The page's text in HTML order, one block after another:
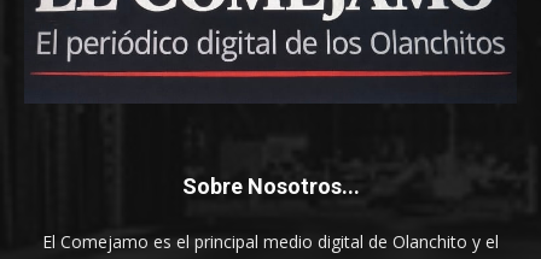
Sobre Nosotros...
El Comejamo es el principal medio digital de Olanchito y el